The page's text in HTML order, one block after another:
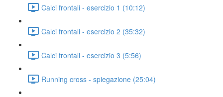
Calci frontali - esercizio 1 (10:12)
Calci frontali - esercizio 2 (35:32)
Calci frontali - esercizio 3 (5:56)
Running cross - spiegazione (25:04)